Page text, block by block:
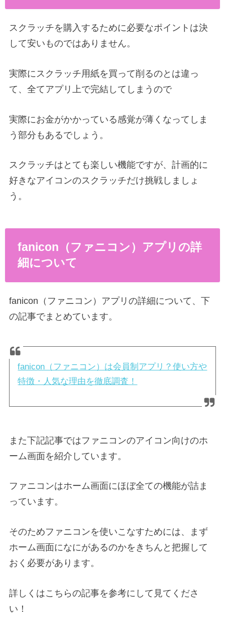
スクラッチを購入するために必要なポイントは決
して安いものではありません。
実際にスクラッチ用紙を買って削るのとは違っ
て、全てアプリ上で完結してしまうので
実際にお金がかかっている感覚が薄くなってしま
う部分もあるでしょう。
スクラッチはとても楽しい機能ですが、計画的に
好きなアイコンのスクラッチだけ挑戦しましょ
う。
fanicon（ファニコン）アプリの詳
細について
fanicon（ファニコン）アプリの詳細について、下
の記事でまとめています。
fanicon（ファニコン）は会員制アプリ？使い方や
特徴・人気な理由を徹底調査！
また下記記事ではファニコンのアイコン向けのホ
ーム画面を紹介しています。
ファニコンはホーム画面にほぼ全ての機能が詰ま
っています。
そのためファニコンを使いこなすためには、まず
ホーム画面になにがあるのかをきちんと把握して
おく必要があります。
詳しくはこちらの記事を参考にして見てくださ
い！